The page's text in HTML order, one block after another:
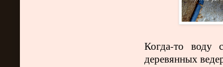
Когда-то воду
деревянных